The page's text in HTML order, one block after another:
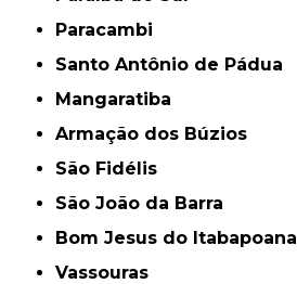
Paracambi
Santo Antônio de Pádua
Mangaratiba
Armação dos Búzios
São Fidélis
São João da Barra
Bom Jesus do Itabapoana
Vassouras